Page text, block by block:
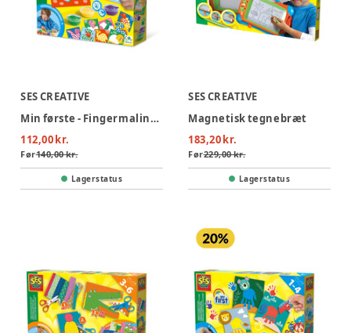
SES CREATIVE
Min første - Fingermaling dinosaurer
112,00 kr.
Før140,00 kr.
Lagerstatus
SES CREATIVE
Magnetisk tegnebræt
183,20 kr.
Før229,00 kr.
Lagerstatus